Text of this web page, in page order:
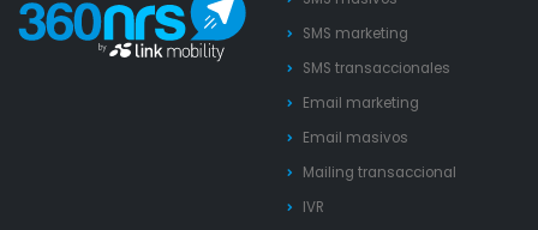
SMS marketing
SMS transaccionales
Email marketing
Email masivos
Mailing transaccional
IVR